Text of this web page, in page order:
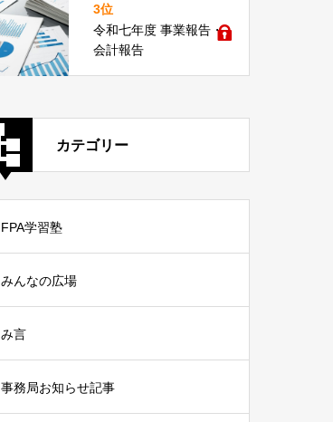
3位
令和七年度 事業報告・
会計報告
カテゴリー
FPA学習塾
みんなの広場
み言
事務局お知らせ記事